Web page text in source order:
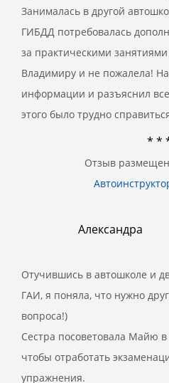
Занималась в другой
ГИБДД потребовалась
за практическими
Владимиру и не пожалела!
информации и разъяснил
этого было трудно
* *
Отзыв
Александра
Отучившись в автошколе и
ГАИ, я поняла, что нужно
вопроса!)
Сестра посоветовала Майю в
чтобы отработать
упражнения.